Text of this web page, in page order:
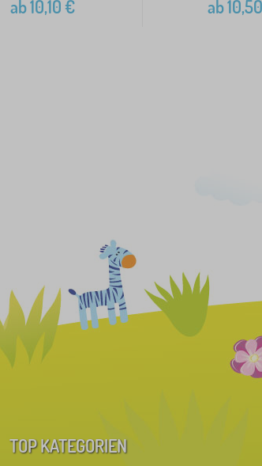
ab10,10€ ab10,50
TOP KATEGORIEN